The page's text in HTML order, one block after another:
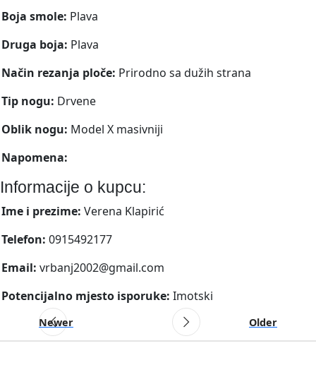
Boja smole: Plava
Druga boja: Plava
Način rezanja ploče: Prirodno sa dužih strana
Tip nogu: Drvene
Oblik nogu: Model X masivniji
Napomena:
Informacije o kupcu:
Ime i prezime: Verena Klapirić
Telefon: 0915492177
Email: vrbanj2002@gmail.com
Potencijalno mjesto isporuke: Imotski
Newer Older